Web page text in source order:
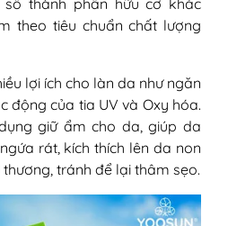
số thành phần hữu cơ khác
theo tiêu chuẩn chất lượng
lợi ích cho làn da như ngăn
động của tia UV và Oxy hóa.
giữ ẩm cho da, giúp da
rát, kích thích lên da non
tránh để lại thâm sẹo.